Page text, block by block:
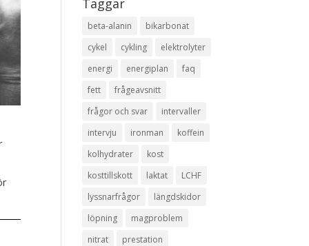
Taggar
beta-alanin
bikarbonat
cykel
cykling
elektrolyter
energi
energiplan
faq
fett
frågeavsnitt
frågor och svar
intervaller
intervju
ironman
koffein
kolhydrater
kost
kosttillskott
laktat
LCHF
lyssnarfrågor
längdskidor
löpning
magproblem
nitrat
prestation